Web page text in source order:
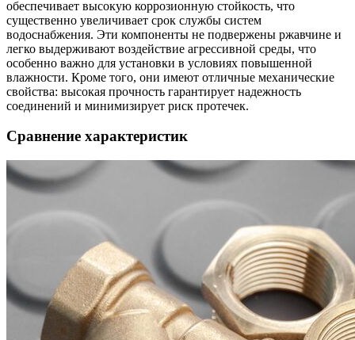
обеспечивает высокую коррозионную стойкость, что
существенно увеличивает срок службы систем
водоснабжения. Эти компоненты не подвержены ржавчине и
легко выдерживают воздействие агрессивной среды, что
особенно важно для установки в условиях повышенной
влажности. Кроме того, они имеют отличные механические
свойства: высокая прочность гарантирует надежность
соединений и минимизирует риск протечек.
Сравнение характеристик